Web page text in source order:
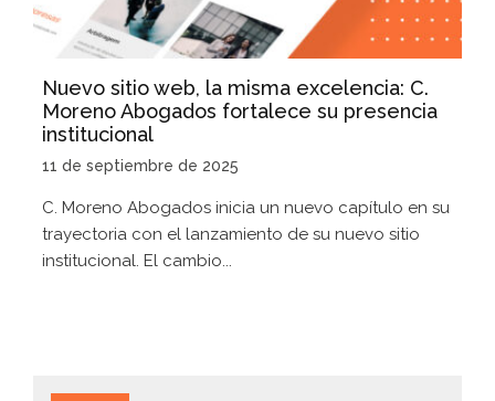
Nuevo sitio web, la misma excelencia: C.
Moreno Abogados fortalece su presencia
institucional
11 de septiembre de 2025
C. Moreno Abogados inicia un nuevo capítulo en su
trayectoria con el lanzamiento de su nuevo sitio
institucional. El cambio...